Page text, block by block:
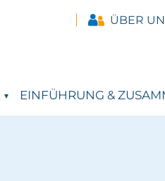
ÜBER
EINFÜHRUNG &